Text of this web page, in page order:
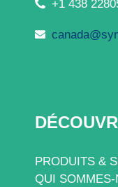
+1 438
PRODUITS &
QUI SOMMES-